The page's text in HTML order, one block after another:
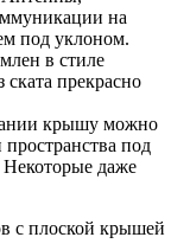
на
под уклоном.
в стиле
прекрасно
крышу можно
пространства под
даже